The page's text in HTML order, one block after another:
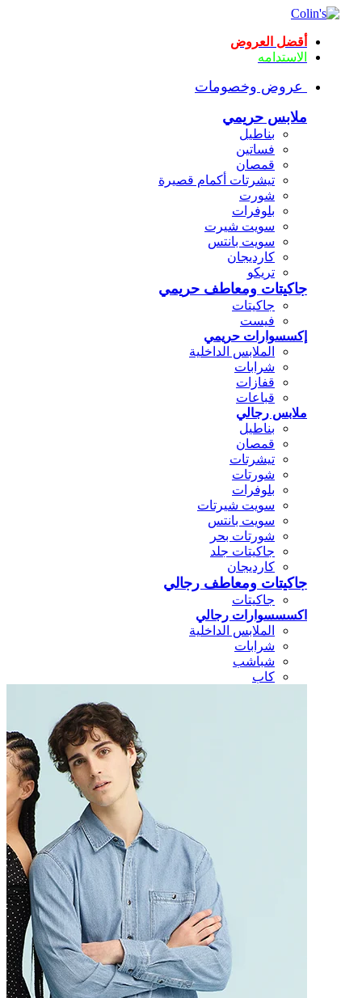
أقضل العروض
الاستدامه
عروض وخصومات
ملابس حريمي
بناطيل
فساتين
قمصان
تيشرتات أكمام قصيرة
شورت
بلوفرات
سويت شيرت
سويت بانتس
كارديجان
تريكو
جاكيتات ومعاطف حريمي
جاكيتات
فيست
إكسسوارات حريمي
الملابس الداخلية
شرابات
قفازات
قباعات
ملابس رجالي
بناطيل
قمصان
تيشرتات
شورتات
بلوفرات
سويت شيرتات
سويت بانتس
شورتات بحر
جاكيتات جلد
كارديجان
جاكيتات ومعاطف رجالي
جاكيتات
اكسسسوارات رجالي
الملابس الداخلية
شرابات
شباشب
كاب